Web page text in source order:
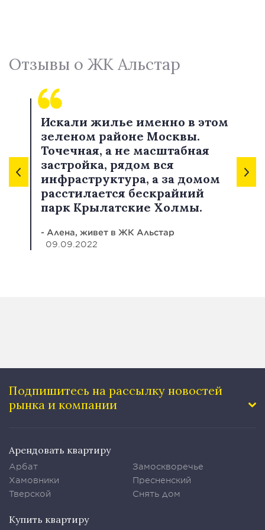
Отзывы о ЖК Альстар
Искали жилье именно в этом
зеленом районе Москвы.
Точечная, а не масштабная
застройка, рядом вся
инфраструктура, а за домом
расстилается бескрайний
парк Крылатские Холмы.
- Алена, живет в ЖК Альстар
09.09.2022
Подпишитесь на рассылку новостей
рынка и компании
Арендовать квартиру
Арбат
Хамовники
Тверской
Замоскворечье
Пресненский
Снять дом
Купить квартиру